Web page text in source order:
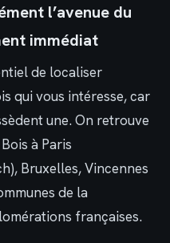
l’avenue du
immédiat
de localiser
qui vous intéresse, car
une. On retrouve
à Paris
Bruxelles, Vincennes
de la
françaises.